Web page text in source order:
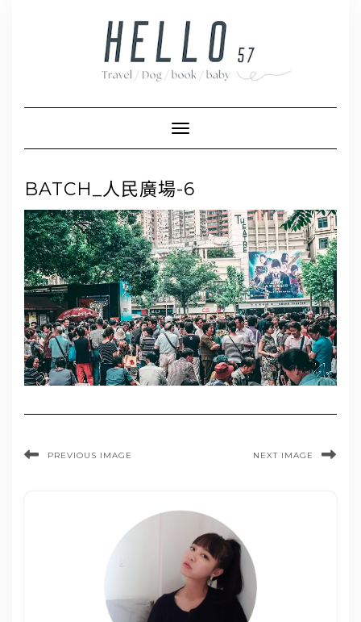
Toggle Navigation
BATCH_人民廣場-6
PREVIOUS IMAGE NEXT IMAGE